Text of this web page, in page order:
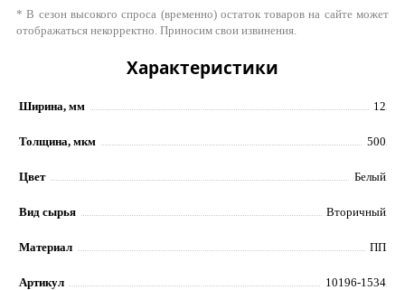
* В сезон высокого спроса (временно) остаток товаров на сайте может
отображаться некорректно. Приносим свои извинения.
Характеристики
Ширина, мм 12
Толщина, мкм 500
Цвет Белый
Вид сырья Вторичный
Материал ПП
Артикул 10196-1534